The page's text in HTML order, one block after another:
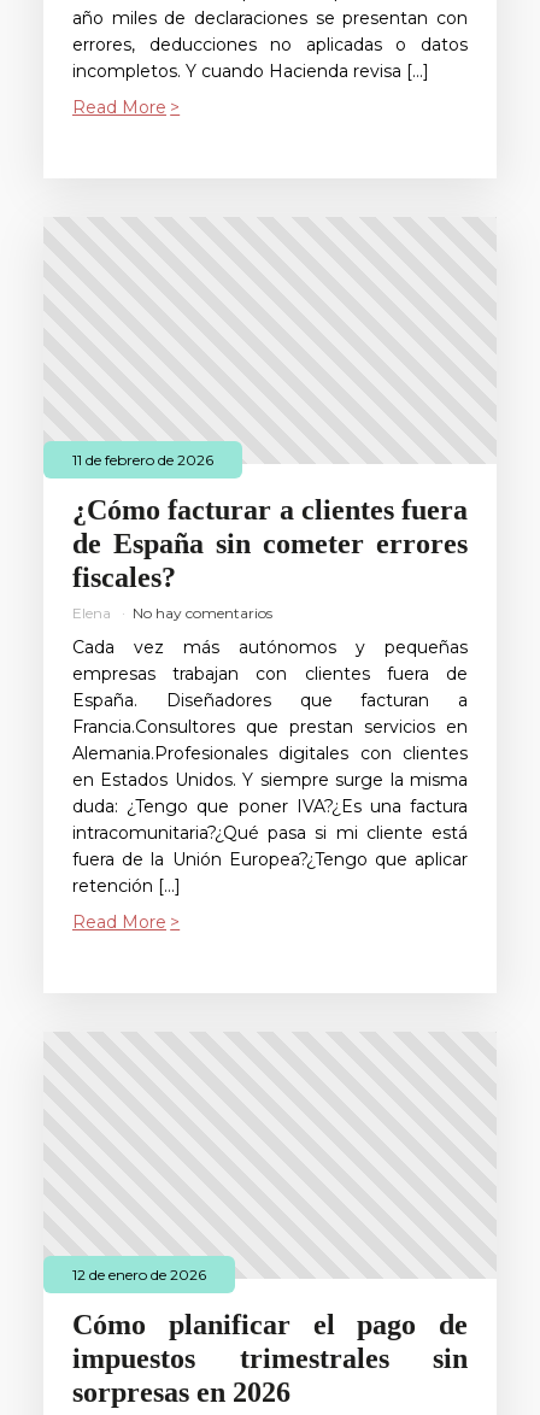
año miles de declaraciones se presentan con
errores, deducciones no aplicadas o datos
incompletos. Y cuando Hacienda revisa […]
Read More
11 de febrero de 2026
¿Cómo facturar a clientes fuera
de España sin cometer errores
fiscales?
Elena No hay comentarios
Cada vez más autónomos y pequeñas
empresas trabajan con clientes fuera de
España. Diseñadores que facturan a
Francia.Consultores que prestan servicios en
Alemania.Profesionales digitales con clientes
en Estados Unidos. Y siempre surge la misma
duda: ¿Tengo que poner IVA?¿Es una factura
intracomunitaria?¿Qué pasa si mi cliente está
fuera de la Unión Europea?¿Tengo que aplicar
retención […]
Read More
12 de enero de 2026
Cómo planificar el pago de
impuestos trimestrales sin
sorpresas en 2026